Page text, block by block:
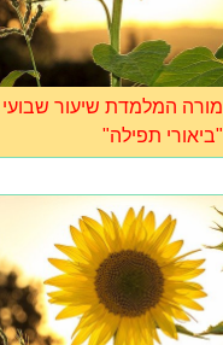
מורה המלמדת שיעור
"ביאורי תפילה"